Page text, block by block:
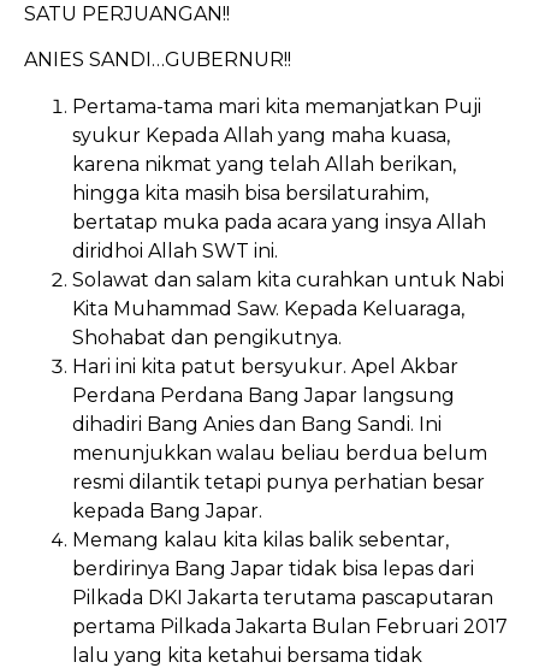
SATU PERJUANGAN!!
ANIES SANDI…GUBERNUR!!
Pertama-tama mari kita memanjatkan Puji
syukur Kepada Allah yang maha kuasa,
karena nikmat yang telah Allah berikan,
hingga kita masih bisa bersilaturahim,
bertatap muka pada acara yang insya Allah
diridhoi Allah SWT ini.
Solawat dan salam kita curahkan untuk Nabi
Kita Muhammad Saw. Kepada Keluaraga,
Shohabat dan pengikutnya.
Hari ini kita patut bersyukur. Apel Akbar
Perdana Perdana Bang Japar langsung
dihadiri Bang Anies dan Bang Sandi. Ini
menunjukkan walau beliau berdua belum
resmi dilantik tetapi punya perhatian besar
kepada Bang Japar.
Memang kalau kita kilas balik sebentar,
berdirinya Bang Japar tidak bisa lepas dari
Pilkada DKI Jakarta terutama pascaputaran
pertama Pilkada Jakarta Bulan Februari 2017
lalu yang kita ketahui bersama tidak